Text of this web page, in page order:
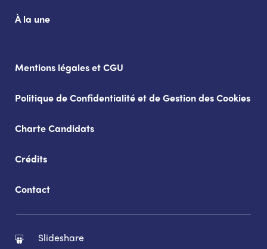
À la une
Mentions légales et CGU
Politique de Confidentialité et de Gestion des Cookies
Charte Candidats
Crédits
Contact
Slideshare